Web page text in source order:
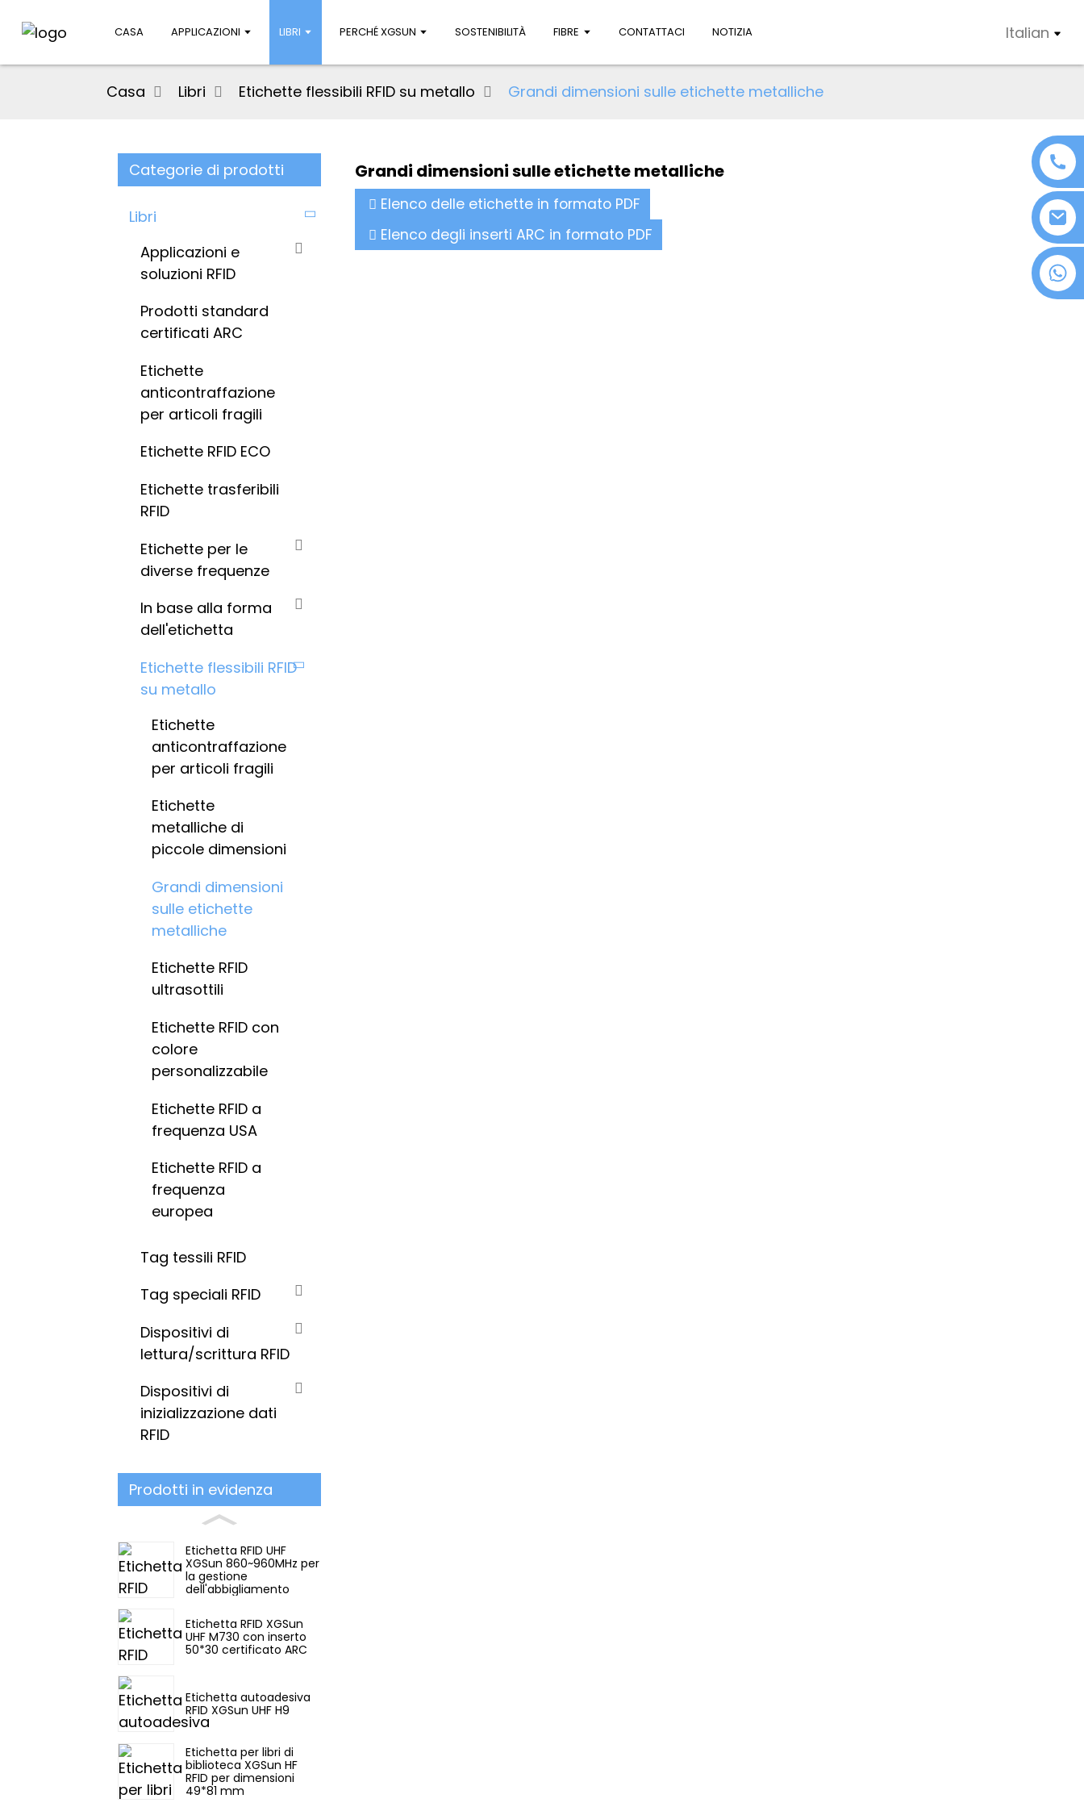
CASA APPLICAZIONI LIBRI PERCHÉ XGSUN SOSTENIBILITÀ FIBRE CONTATTACI NOTIZIA Italian
Casa Libri Etichette flessibili RFID su metallo Grandi dimensioni sulle etichette metalliche
Categorie di prodotti
Libri
Applicazioni e
soluzioni RFID
Prodotti standard
certificati ARC
Etichette
anticontraffazione
per articoli fragili
Etichette RFID ECO
Etichette trasferibili
RFID
Etichette per le
diverse frequenze
In base alla forma
dell'etichetta
Etichette flessibili RFID
su metallo
Etichette
anticontraffazione
per articoli fragili
Etichette
metalliche di
piccole dimensioni
Grandi dimensioni
sulle etichette
metalliche
Etichette RFID
ultrasottili
Etichette RFID con
colore
personalizzabile
Etichette RFID a
frequenza USA
Etichette RFID a
frequenza
europea
Tag tessili RFID
Tag speciali RFID
Dispositivi di
lettura/scrittura RFID
Dispositivi di
inizializzazione dati
RFID
Prodotti in evidenza
Etichetta RFID UHF
XGSun 860~960MHz per
la gestione
dell'abbigliamento
Etichetta RFID XGSun
UHF M730 con inserto
50*30 certificato ARC
Etichetta autoadesiva
RFID XGSun UHF H9
Etichetta per libri di
biblioteca XGSun HF
RFID per dimensioni
49*81 mm
Grandi dimensioni sulle etichette metalliche
Elenco delle etichette in formato PDF
Elenco degli inserti ARC in formato PDF